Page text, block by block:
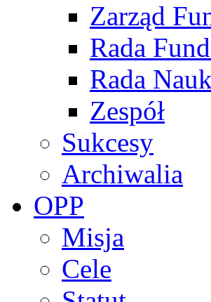
Zarząd
Rada
Rada
Zespół
Sukcesy
Archiwalia
OPP
Misja
Cele